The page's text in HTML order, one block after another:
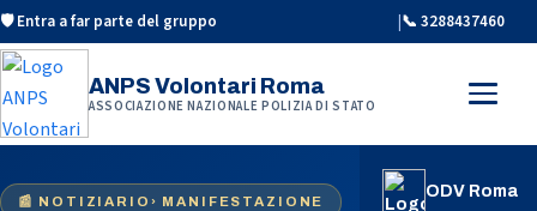
🛡️ Entra a far parte del gruppo |📞 3288437460
ANPS Volontari Roma
ASSOCIAZIONE NAZIONALE POLIZIA DI STATO
ODV Roma
📰 NOTIZIARIO › MANIFESTAZIONE